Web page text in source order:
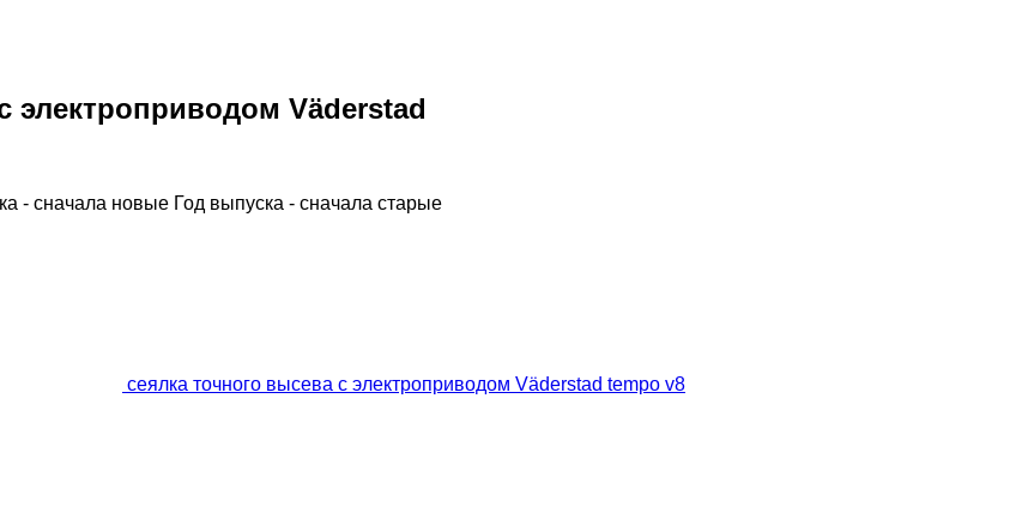
электроприводом Väderstad
- сначала новые Год выпуска - сначала старые
сеялка точного высева с электроприводом Väderstad tempo v8